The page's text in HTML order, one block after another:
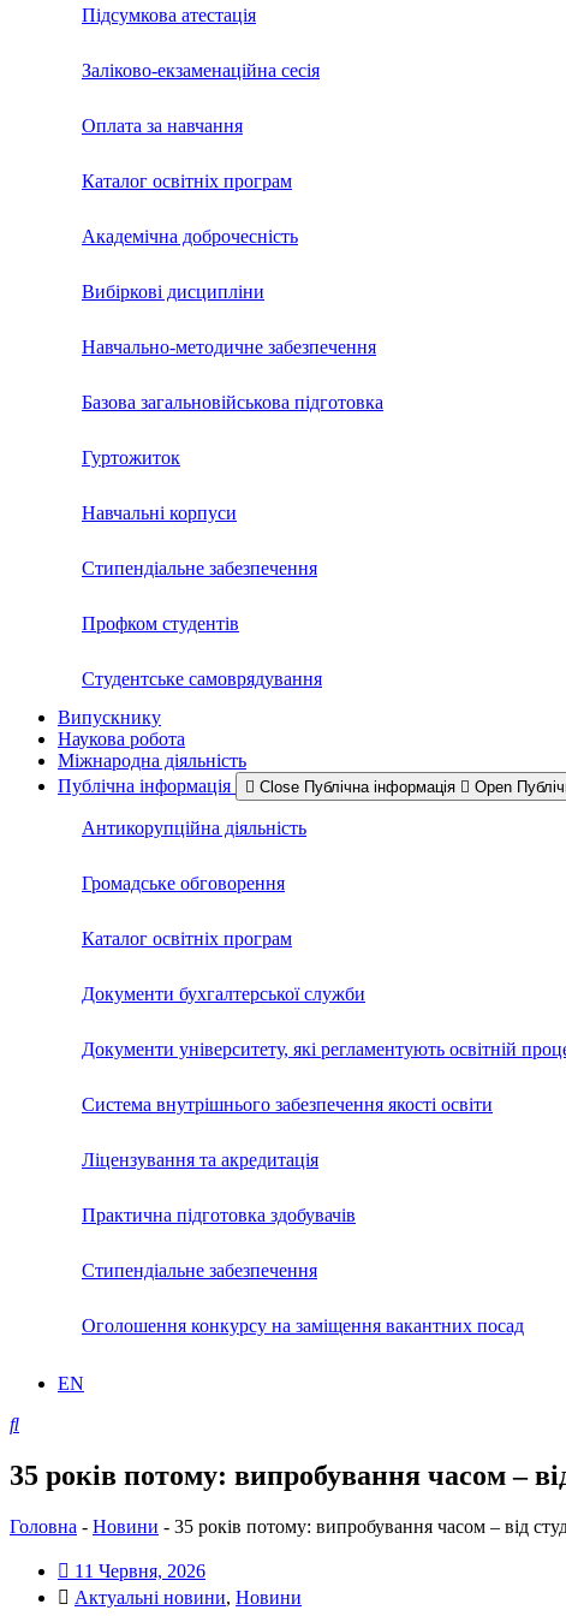
Підсумкова атестація
Заліково-екзаменаційна сесія
Оплата за навчання
Каталог освітніх програм
Академічна доброчесність
Вибіркові дисципліни
Навчально-методичне забезпечення
Базова загальновійськова підготовка
Гуртожиток
Навчальні корпуси
Стипендіальне забезпечення
Профком студентів
Студентське самоврядування
Випускнику
Наукова робота
Міжнародна діяльність
Публічна інформація
Close Публічна інформація Open
Антикорупційна діяльність
Громадське обговорення
Каталог освітніх програм
Документи бухгалтерської служби
Документи університету, які регламентують освітній
Система внутрішнього забезпечення якості освіти
Ліцензування та акредитація
Практична підготовка здобувачів
Стипендіальне забезпечення
Оголошення конкурсу на заміщення вакантних посад
EN
35 років потому: випробування часом –
Головна - Новини - 35 років потому: випробування часом – від
11 Червня, 2026
Актуальні новини, Новини